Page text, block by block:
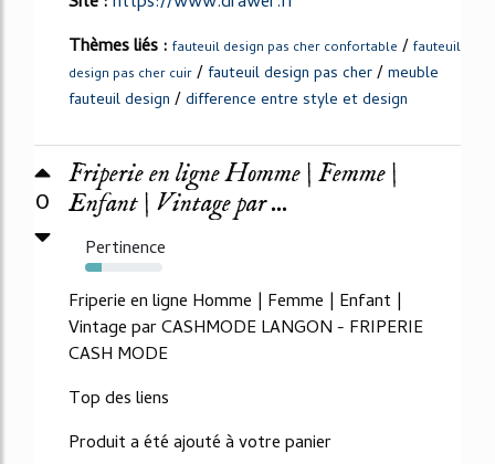
Thèmes liés : fauteuil design pas cher confortable / fauteuil
design pas cher cuir /fauteuil design pas cher/meuble
fauteuil design /difference entre style et design
0
Friperie en ligne Homme | Femme |
Enfant | Vintage par ...
Pertinence
21%
Friperie en ligne Homme | Femme | Enfant |
Vintage par CASHMODE LANGON - FRIPERIE
CASH MODE
Top des liens
Produit a été ajouté à votre panier